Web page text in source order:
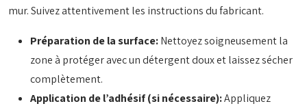
mur. Suivez attentivement les instructions du fabricant.
Préparation de la surface:Nettoyez soigneusement la
zone à protéger avec un détergent doux et laissez sécher
complètement.
Application de l’adhésif (si nécessaire):Appliquez